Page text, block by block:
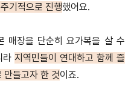
기적으로 진행했어요.
매장을 단순히 요가복을 살 수
라지역민들이 연대하고 함께 즐
만들고자 한 것이죠.